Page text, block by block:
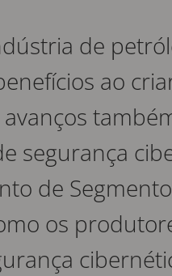
de
ao
segurança
de
os